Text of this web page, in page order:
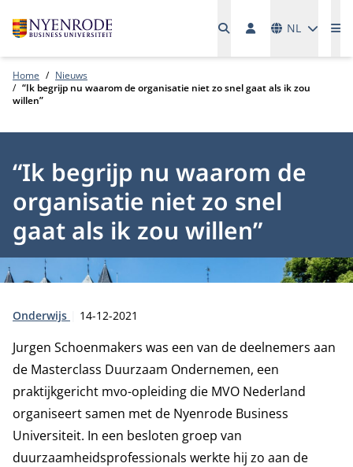
NL
Home
Nieuws
“Ik begrijp nu waarom de organisatie niet zo snel gaat als ik zou
willen”
“Ik begrijp nu waarom de
organisatie niet zo snel
gaat als ik zou willen”
Type:
Onderwijs Publicatiedatum:
14-12-2021
Jurgen Schoenmakers was een van de deelnemers aan
de Masterclass Duurzaam Ondernemen, een
praktijkgericht mvo-opleiding die MVO Nederland
organiseert samen met de Nyenrode Business
Universiteit. In een besloten groep van
duurzaamheidsprofessionals werkte hij zo aan de